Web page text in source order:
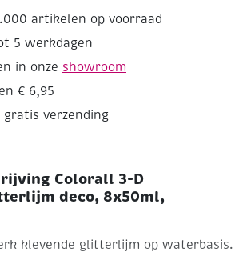
assortiment
aantal
artikelen op voorraad
5 werkdagen
in onze showroom
€ 6,95
gratis verzending
Colorall 3-D
deco, 8x50ml,
klevende glitterlijm op waterbasis.